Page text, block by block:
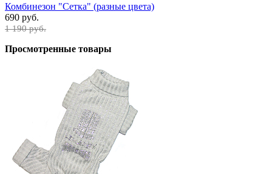
Комбинезон "Сетка" (разные цвета)
690 руб.
1 190 руб.
Просмотренные товары